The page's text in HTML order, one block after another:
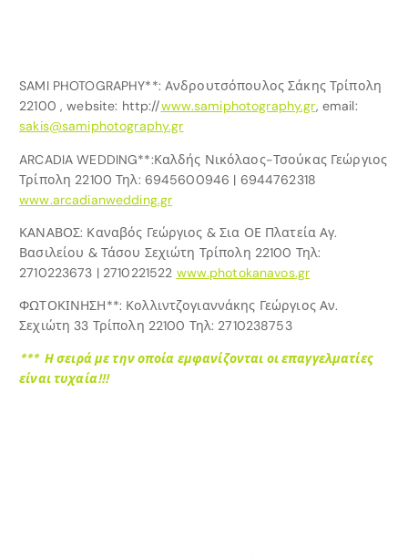
SAMI PHOTOGRAPHY**: Aνδρουτσόπουλος Σάκης Τρίπολη
22100 , website: http://www.samiphotography.gr, email:
sakis@samiphotography.gr
ARCADIA WEDDING**:Καλδής Νικόλαος-Τσούκας Γεώργιος
Τρίπολη 22100 Τηλ: 6945600946 | 6944762318
www.arcadianwedding.gr
ΚΑΝΑΒΟΣ: Καναβός Γεώργιος & Σια ΟΕ Πλατεία Αγ.
Βασιλείου & Τάσου Σεχιώτη Τρίπολη 22100 Τηλ:
2710223673 | 2710221522 www.photokanavos.gr
ΦΩΤΟΚΙΝΗΣΗ**: Κολλιντζογιαννάκης Γεώργιος Αν.
Σεχιώτη 33 Τρίπολη 22100 Τηλ: 2710238753
*** Η σειρά με την οποία εμφανίζονται οι επαγγελματίες
είναι τυχαία!!!